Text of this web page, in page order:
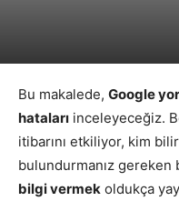
Bu makalede, Google
hataları inceleyeceğiz.
itibarını etkiliyor, kim
bulundurmanız gereken
bilgi vermek oldukça